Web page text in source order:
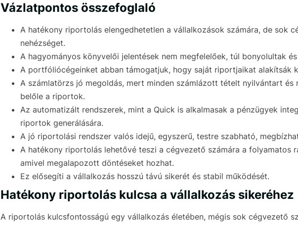
Vázlatpontos összefoglaló
A hatékony riportolás elengedhetetlen a vállalkozások számára, de sok
nehézséget.
A hagyományos könyvelői jelentések nem megfelelőek, túl bonyolultak
A portfóliócégeinket abban támogatjuk, hogy saját riportjaikat alakítsák
A számlatörzs jó megoldás, mert minden számlázott tételt nyilvántart és
belőle a riportok.
Az automatizált rendszerek, mint a Quick is alkalmasak a pénzügyek
riportok generálására.
A jó riportolási rendszer valós idejű, egyszerű, testre szabható,
A hatékony riportolás lehetővé teszi a cégvezető számára a folyamatos
amivel megalapozott döntéseket hozhat.
Ez elősegíti a vállalkozás hosszú távú sikerét és stabil működését.
Hatékony riportolás kulcsa a vállalkozás sikeréhez
A riportolás kulcsfontosságú egy vállalkozás életében, mégis sok cégvezető